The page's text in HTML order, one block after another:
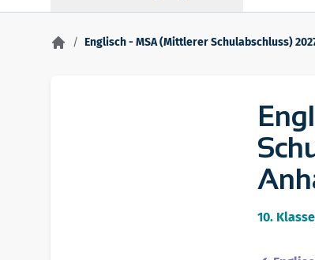
/ Englisch - MSA (Mittlerer Schulabschluss)
10.